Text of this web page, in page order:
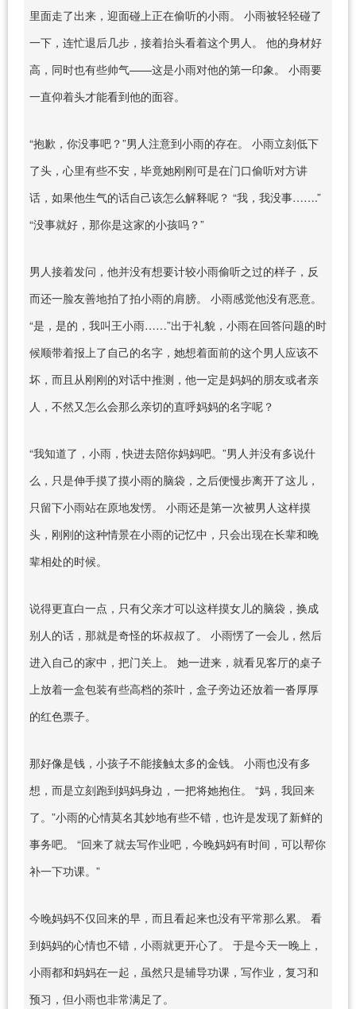
里面走了出来，迎面碰上正在偷听的小雨。 小雨被轻轻碰了
一下，连忙退后几步，接着抬头看着这个男人。 他的身材好
高，同时也有些帅气——这是小雨对他的第一印象。 小雨要
一直仰着头才能看到他的面容。
“抱歉，你没事吧？”男人注意到小雨的存在。 小雨立刻低下
了头，心里有些不安，毕竟她刚刚可是在门口偷听对方讲
话，如果他生气的话自己该怎么解释呢？ “我，我没事…….”
“没事就好，那你是这家的小孩吗？”
男人接着发问，他并没有想要计较小雨偷听之过的样子，反
而还一脸友善地拍了拍小雨的肩膀。 小雨感觉他没有恶意。
“是，是的，我叫王小雨……”出于礼貌，小雨在回答问题的时
候顺带着报上了自己的名字，她想着面前的这个男人应该不
坏，而且从刚刚的对话中推测，他一定是妈妈的朋友或者亲
人，不然又怎么会那么亲切的直呼妈妈的名字呢？
“我知道了，小雨，快进去陪你妈妈吧。”男人并没有多说什
么，只是伸手摸了摸小雨的脑袋，之后便慢步离开了这儿，
只留下小雨站在原地发愣。 小雨还是第一次被男人这样摸
头，刚刚的这种情景在小雨的记忆中，只会出现在长辈和晚
辈相处的时候。
说得更直白一点，只有父亲才可以这样摸女儿的脑袋，换成
别人的话，那就是奇怪的坏叔叔了。 小雨愣了一会儿，然后
进入自己的家中，把门关上。 她一进来，就看见客厅的桌子
上放着一盒包装有些高档的茶叶，盒子旁边还放着一沓厚厚
的红色票子。
那好像是钱，小孩子不能接触太多的金钱。 小雨也没有多
想，而是立刻跑到妈妈身边，一把将她抱住。 “妈，我回来
了。”小雨的心情莫名其妙地有些不错，也许是发现了新鲜的
事务吧。 “回来了就去写作业吧，今晚妈妈有时间，可以帮你
补一下功课。”
今晚妈妈不仅回来的早，而且看起来也没有平常那么累。 看
到妈妈的心情也不错，小雨就更开心了。 于是今天一晚上，
小雨都和妈妈在一起，虽然只是辅导功课，写作业，复习和
预习，但小雨也非常满足了。